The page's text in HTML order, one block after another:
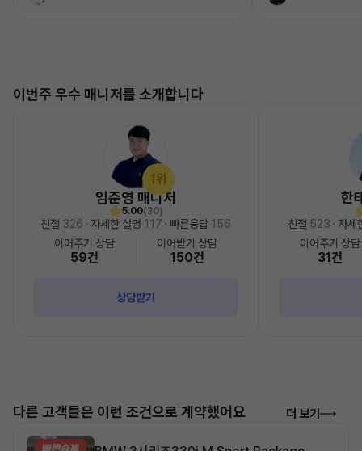
이번주 우수 매니저를 소개합니다
1위
임준영 매니저
5.00(30)
친절 326 · 자세한 설명 117 · 빠른응답 156
이어주기 상담
59건
이어받기 상담
150건
상담받기
한
친절 523 · 자
이어주기 상담
31건
다른 고객들은 이런 조건으로 계약했어요 더 보기